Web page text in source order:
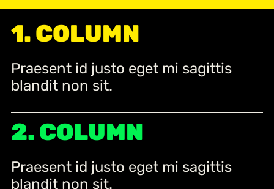
a
r
c
h
1. COLUMN
Praesent id justo eget mi sagittis
blandit non sit.
2. COLUMN
Praesent id justo eget mi sagittis
blandit non sit.